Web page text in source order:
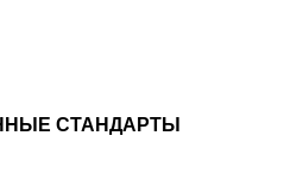
СТАНДАРТЫ